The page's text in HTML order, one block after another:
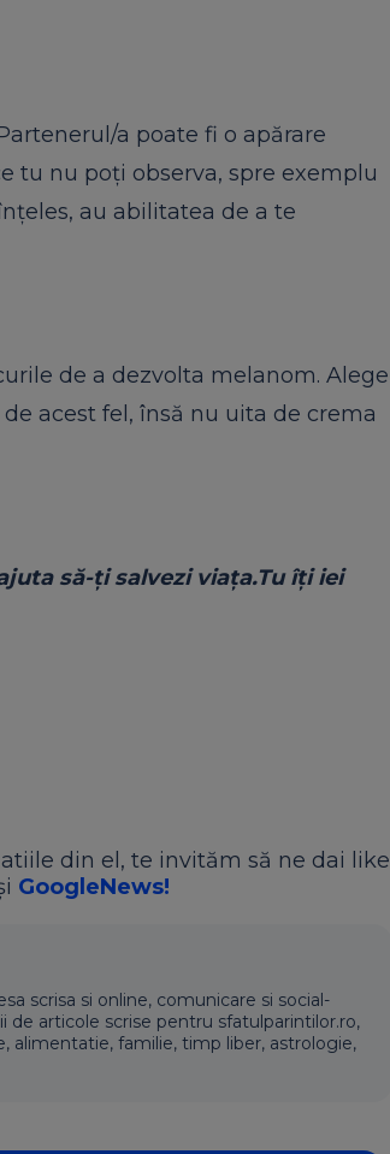
a poate fi o apărare
tu nu poţi observa, spre exemplu
au abilitatea de a te
de a dezvolta melanom. Alege
acest fel, însă nu uita de crema
să-ţi salvezi viaţa.Tu îţi iei
din el, te invităm să ne dai like
GoogleNews!
scrisa si online, comunicare si social-
de articole scrise pentru sfatulparintilor.ro,
alimentatie, familie, timp liber, astrologie,